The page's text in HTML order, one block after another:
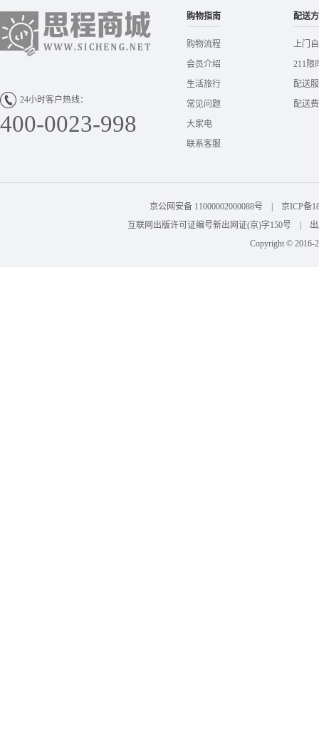
24小时客户热线：
400-0023-998
购物指南
购物流程
会员介绍
生活旅行
常见问题
大家电
联系客服
配送
上门
211限
配送
配送
京公网安备 11000002000088号 | 京ICP备
互联网出版许可证编号新出网证(京)字150号 |
Copyright © 2016-